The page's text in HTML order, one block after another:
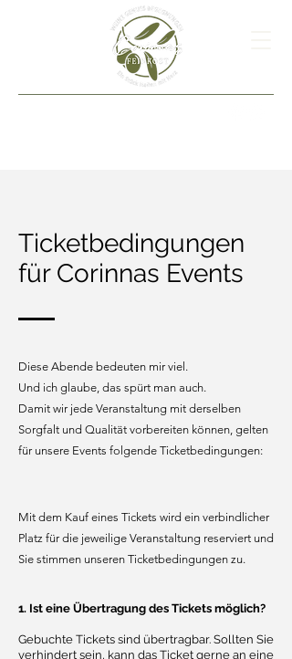
Ticketbedingungen
für Corinnas Events
​Diese Abende bedeuten mir viel.
Und ich glaube, das spürt man auch.
Damit wir jede Veranstaltung mit derselben
Sorgfalt und Qualität vorbereiten können, gelten
für unsere Events folgende Ticketbedingungen:
Mit dem Kauf eines Tickets wird ein verbindlicher
Platz für die jeweilige Veranstaltung reserviert und
Sie stimmen unseren Ticketbedingungen zu.
1. Ist eine Übertragung des Tickets möglich?
Gebuchte Tickets sind übertragbar. Sollten Sie
verhindert sein, kann das Ticket gerne an eine